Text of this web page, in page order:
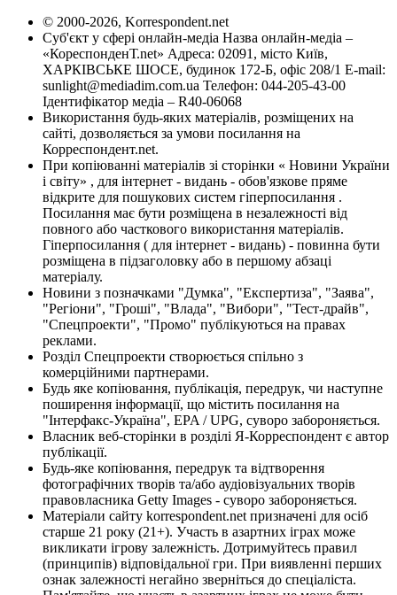
© 2000-2026, Korrespondent.net
Суб'єкт у сфері онлайн-медіа Назва онлайн-медіа –
«КореспонденТ.net» Адреса: 02091, місто Київ,
ХАРКІВСЬКЕ ШОСЕ, будинок 172-Б, офіс 208/1 E-mail:
sunlight@mediadim.com.ua Телефон: 044-205-43-00
Ідентифікатор медіа – R40-06068
Використання будь-яких матеріалів, розміщених на
сайті, дозволяється за умови посилання на
Корреспондент.net.
При копіюванні матеріалів зі сторінки « Новини України
і світу» , для інтернет - видань - обов'язкове пряме
відкрите для пошукових систем гіперпосилання .
Посилання має бути розміщена в незалежності від
повного або часткового використання матеріалів.
Гіперпосилання ( для інтернет - видань) - повинна бути
розміщена в підзаголовку або в першому абзаці
матеріалу.
Новини з позначками "Думка", "Експертиза", "Заява",
"Регіони", "Гроші", "Влада", "Вибори", "Тест-драйв",
"Спецпроекти", "Промо" публікуються на правах
реклами.
Розділ Спецпроекти створюється спільно з
комерційними партнерами.
Будь яке копіювання, публікація, передрук, чи наступне
поширення інформації, що містить посилання на
"Інтерфакс-Україна", EPA / UPG, суворо забороняється.
Власник веб-сторінки в розділі Я-Корреспондент є автор
публікації.
Будь-яке копіювання, передрук та відтворення
фотографічних творів та/або аудіовізуальних творів
правовласника Getty Images - суворо забороняється.
Матеріали сайту korrespondent.net призначені для осіб
старше 21 року (21+). Участь в азартних іграх може
викликати ігрову залежність. Дотримуйтесь правил
(принципів) відповідальної гри. При виявленні перших
ознак залежності негайно зверніться до спеціаліста.